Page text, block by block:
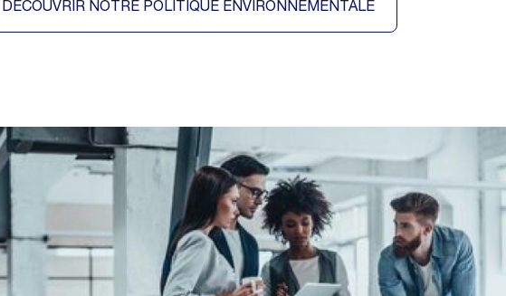
DÉCOUVRIR NOTRE POLITIQUE ENVIRONNEMENTALE